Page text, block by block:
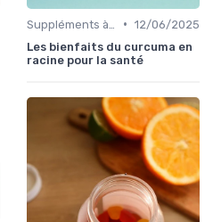
• 12/06/2025
Les bienfaits du curcuma en
racine pour la santé